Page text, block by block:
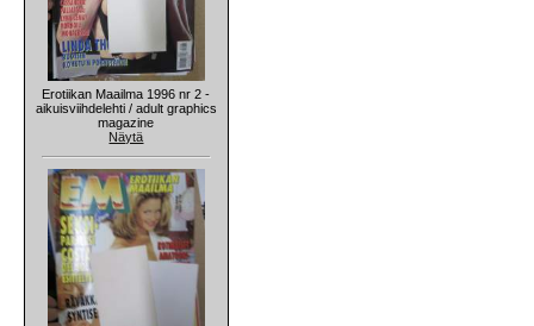
Erotiikan Maailma 1996 nr 2 -
aikuisviihdelehti / adult graphics
magazine
Näytä